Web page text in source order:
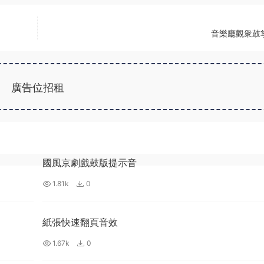
音樂廳觀衆鼓
廣告位招租
國風京劇戲鼓版提示音
1.81k 0
紙張快速翻頁音效
1.67k 0